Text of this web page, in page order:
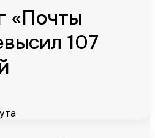
«Почты
107